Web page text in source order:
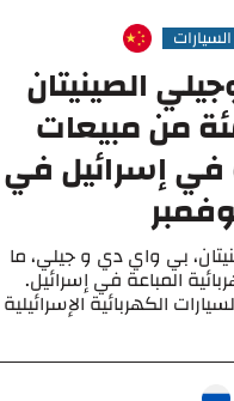
السيارات
الصينيتان
46.6 بالمئة من مبيعات
في إسرائيل في
بي واي دي و جيلي، ما
المباعة في إسرائيل.
سوق السيارات الكهربائية الإسرائيلية